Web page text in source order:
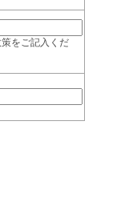
をご記入くだ